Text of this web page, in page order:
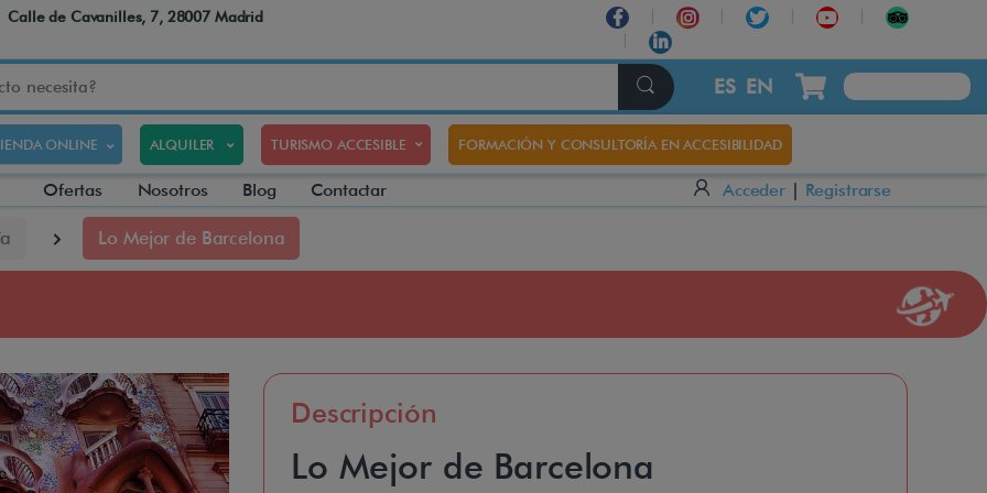
Calle de Cavanilles, 7, 28007 Madrid
ES EN
ONLINE ALQUILER TURISMO ACCESIBLE FORMACIÓN Y CONSULTORÍA EN ACCESIBILIDAD
Ofertas Nosotros Blog Contactar Acceder | Registrarse
Lo Mejor de Barcelona
Descripción
Lo Mejor de Barcelona